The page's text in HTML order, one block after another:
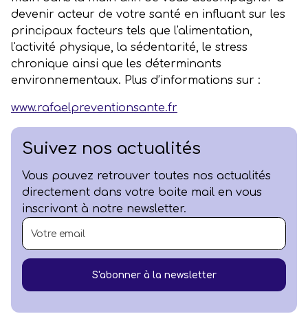
devenir acteur de votre santé en influant sur les
principaux facteurs tels que l'alimentation,
l'activité physique, la sédentarité, le stress
chronique ainsi que les déterminants
environnementaux. Plus d’informations sur :
www.rafaelpreventionsante.fr
Suivez nos actualités
Vous pouvez retrouver toutes nos actualités
directement dans votre boite mail en vous
inscrivant à notre newsletter.